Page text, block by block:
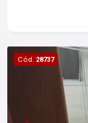
Cód. 28737